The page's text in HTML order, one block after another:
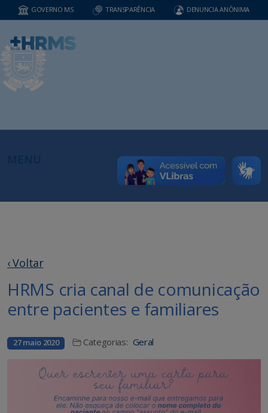
GOVERNO MS TRANSPARÊNCIA DENUNCIA ANÔNIMA
‹ Voltar
HRMS cria canal de comunicação
entre pacientes e familiares
27 maio 2020 Categorias: Geral